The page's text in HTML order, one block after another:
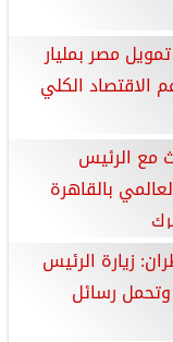
مصر بمليار
الاقتصاد الكلي
مع الرئيس
بالقاهرة
زيارة الرئيس
وتحمل رسائل